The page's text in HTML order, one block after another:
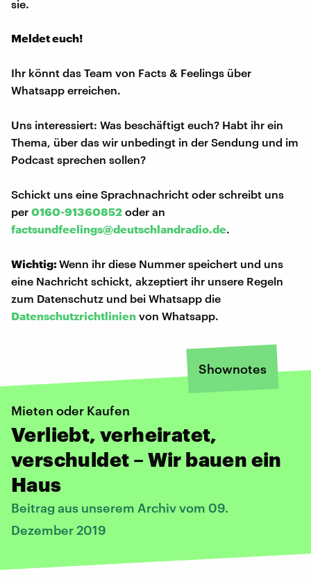
sie.
Meldet euch!
Ihr könnt das Team von Facts & Feelings über
Whatsapp erreichen.
Uns interessiert: Was beschäftigt euch? Habt ihr ein
Thema, über das wir unbedingt in der Sendung und im
Podcast sprechen sollen?
Schickt uns eine Sprachnachricht oder schreibt uns
per 0160-91360852 oder an
factsundfeelings@deutschlandradio.de.
Wichtig:Wenn ihr diese Nummer speichert und uns
eine Nachricht schickt, akzeptiert ihr unsere Regeln
zum Datenschutz und bei Whatsapp die
Datenschutzrichtlinien von Whatsapp.
Shownotes
Mieten oder Kaufen
Verliebt, verheiratet,
verschuldet – Wir bauen ein
Haus
Beitrag aus unserem Archiv vom 09.
Dezember 2019